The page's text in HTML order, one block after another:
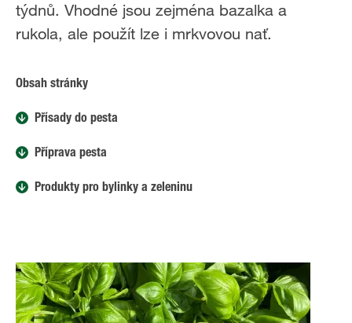
týdnů. Vhodné jsou zejména bazalka a
rukola, ale použít lze i mrkvovou nať.
Obsah stránky
Přísady do pesta
Příprava pesta
Produkty pro bylinky a zeleninu